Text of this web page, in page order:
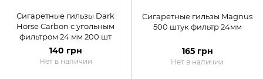
Сигаретные гильзы Dark
Horse Carbon с угольным
фильтром 24 мм 200 шт
140 грн
Нет в наличии
Сигаретные гильзы Magnus
500 штук фильтр 24мм
165 грн
Нет в наличии